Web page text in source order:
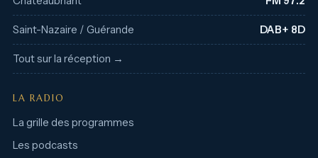
Saint-Nazaire / Guérande DAB+ 8D
Tout sur la réception →
LA RADIO
La grille des programmes
Les podcasts